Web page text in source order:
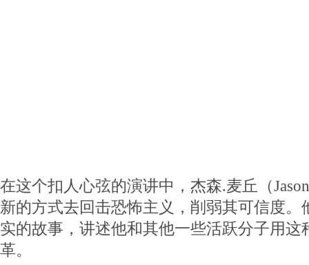
在这个扣人心弦的演讲中，杰森.麦丘（
新的方式去回击恐怖主义，削弱其可信度。
实的故事，讲述他和其他一些活跃分子用这
革。